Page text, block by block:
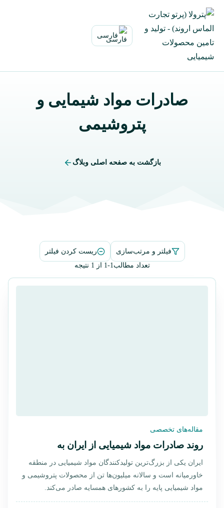
بازگشت
محتوا
فارسی
صادرات مواد شیمایی و
پتروشیمی
بازگشت به صفحه اصلی وبلاگ
فیلتر و مرتب‌سازی ریست کردن فیلتر
تعداد مطالب1-1 از 1 نتیجه
مقاله‌های تخصصی
روند صادرات مواد شیمیایی از ایران به
کشورهای همسایه | تحلیل 2025
ایران یکی از بزرگ‌ترین تولیدکنندگان مواد شیمیایی در منطقه
خاورمیانه است و سالانه میلیون‌ها تن از محصولات پتروشیمی و
مواد شیمیایی پایه را به کشورهای همسایه صادر می‌کند.
دسترسی جغرافیایی مناسب، هزینه تمام‌شده پایین، و شبکه